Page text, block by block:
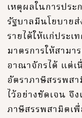
เหตุผลในการปร
รัฐบาลมีนโยบาย
รายได้ให้แก่ประเ
มาตรการให้สามา
อาณาจักรได้ แต่เ
อัตราภาษีสรรพส
ไว้อย่างชัดเจน จึ
ภาษีสรรพสามิตเ